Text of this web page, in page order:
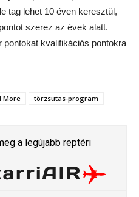
tag lehet 10 éven keresztül,
szerez az évek alatt.
pontokat kvalifikációs pontokra
More törzsutas-program
a legújabb reptéri